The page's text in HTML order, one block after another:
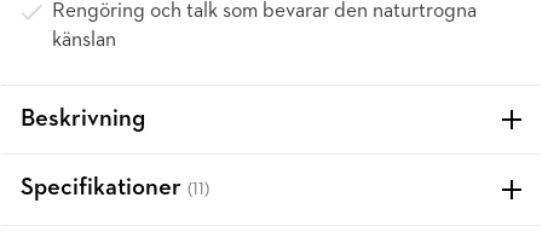
Rengöring och talk som bevarar den naturtrogna
känslan
Beskrivning
Specifikationer (11)